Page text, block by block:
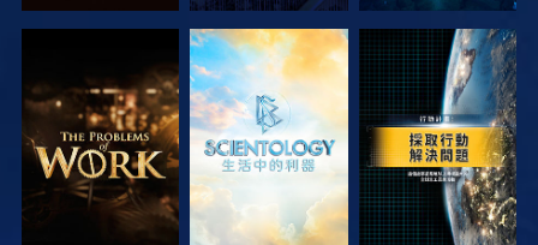
探索系列節目 探索系列節目 觀看